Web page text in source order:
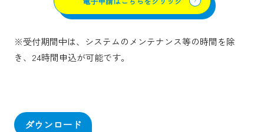
※受付期間中は、システムのメンテナンス等の時間を除
き、24時間申込が可能です。
ダウンロード